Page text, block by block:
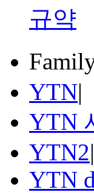
규약
YTN|
YTN
YTN2|
YTN